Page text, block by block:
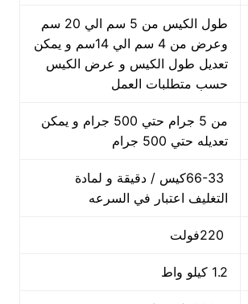
طول الكيس من 5 سم الي 20 سم
وعرض من 4 سم الي 14سم و يمكن
تعديل طول الكيس و عرض الكيس
حسب متطلبات العمل
من 5 جرام حتي 500 جرام و يمكن
تعديله حتي 500 جرام
66-33كيس / دقيقة و لمادة
التغليف اعتبار في السرعه
1.2 كيلو واط